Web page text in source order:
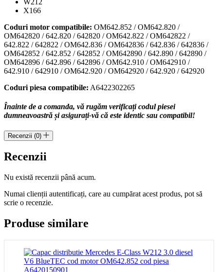
W212
X166
Coduri motor compatibile: OM642.852 / OM642.820 /
OM642820 / 642.820 / 642820 / OM642.822 / OM642822 /
642.822 / 642822 / OM642.836 / OM642836 / 642.836 / 642836 /
OM642852 / 642.852 / 642852 / OM642890 / 642.890 / 642890 /
OM642896 / 642.896 / 642896 / OM642.910 / OM642910 /
642.910 / 642910 / OM642.920 / OM642920 / 642.920 / 642920
Coduri piesa compatibile: A6422302265
Înainte de a comanda, vă rugăm verificați codul piesei
dumneavoastră și asigurați-vă că este identic sau compatibil!
Recenzii (0)
Recenzii
Nu există recenzii până acum.
Numai clienții autentificați, care au cumpărat acest produs, pot să
scrie o recenzie.
Produse similare